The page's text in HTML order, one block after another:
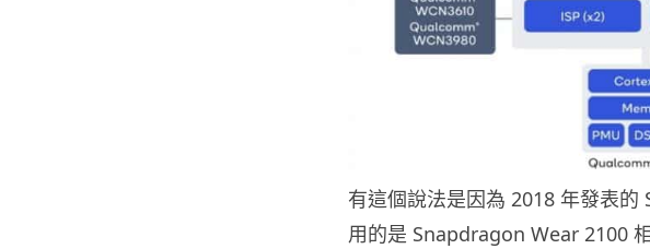
有這個說法是因為 2018 年發表
用的是 Snapdragon Wear 2100